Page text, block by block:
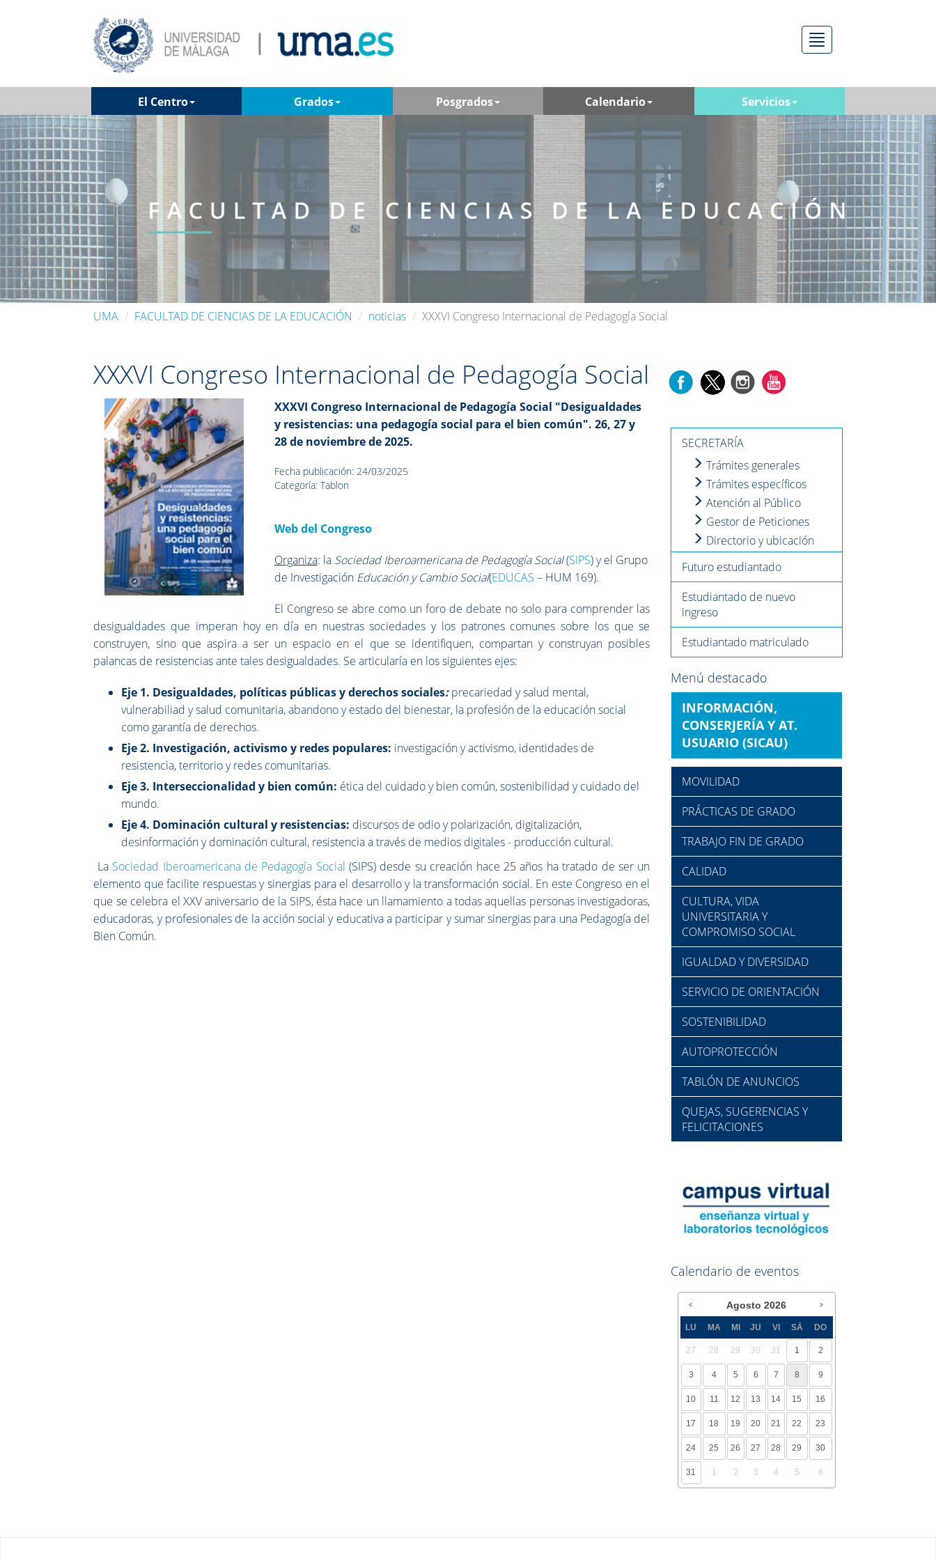
Menú
El Centro Grados Posgrados Calendario Servicios
UMA FACULTAD DE CIENCIAS DE LA EDUCACIÓN noticias XXXVI Congreso Internacional de Pedagogía Social
XXXVI Congreso Internacional de Pedagogía Social
XXXVI Congreso Internacional de Pedagogía Social "Desigualdades
y resistencias: una pedagogía social para el bien común". 26, 27 y
28 de noviembre de 2025.
Fecha publicación: 24/03/2025
Categoría: Tablon
Web del Congreso
Organiza: la Sociedad Iberoamericana de Pedagogía Social(SIPS) y el Grupo
de Investigación Educación y Cambio Social(EDUCAS – HUM 169).
El Congreso se abre como un foro de debate no solo para comprender las
desigualdades que imperan hoy en día en nuestras sociedades y los patrones comunes sobre los que se
construyen, sino que aspira a ser un espacio en el que se identifiquen, compartan y construyan posibles
palancas de resistencias ante tales desigualdades. Se articularía en los siguientes ejes:
Eje 1. Desigualdades, políticas públicas y derechos sociales:precariedad y salud mental,
vulnerabiliad y salud comunitaria, abandono y estado del bienestar, la profesión de la educación social
como garantía de derechos.
Eje2. Investigación, activismo y redes populares: investigación y activismo, identidades de
resistencia, territorio y redes comunitarias.
Eje 3. Interseccionalidad y bien común: ética del cuidado y bien común, sostenibilidad y cuidado del
mundo.
Eje 4. Dominación cultural y resistencias: discursos de odio y polarización, digitalización,
desinformación y dominación cultural, resistencia a través de medios digitales - producción cultural.
La Sociedad Iberoamericana de Pedagogía Social (SIPS) desde su creación hace 25 años ha tratado de ser un
elemento que facilite respuestas y sinergias para el desarrollo y la transformación social. En este Congreso en el
que se celebra el XXV aniversario de la SIPS, ésta hace un llamamiento a todas aquellas personas investigadoras,
educadoras, y profesionales de la acción social y educativa a participar y sumar sinergias para una Pedagogía del
Bien Común.
SECRETARÍA
Trámites generales
Trámites específicos
Atención al Público
Gestor de Peticiones
Directorio y ubicación
Futuro estudiantado
Estudiantado de nuevo
ingreso
Estudiantado matriculado
Menú destacado
INFORMACIÓN,
CONSERJERÍA Y AT.
USUARIO (SICAU)
MOVILIDAD
PRÁCTICAS DE GRADO
TRABAJO FIN DE GRADO
CALIDAD
CULTURA, VIDA
UNIVERSITARIA Y
COMPROMISO SOCIAL
IGUALDAD Y DIVERSIDAD
SERVICIO DE ORIENTACIÓN
SOSTENIBILIDAD
AUTOPROTECCIÓN
TABLÓN DE ANUNCIOS
QUEJAS, SUGERENCIAS Y
FELICITACIONES
Calendario de eventos
Agosto 2026
LU MA MI JU VI SÁ DO
27 28 29 30 31 1 2
3 4 5 6 7 8 9
10 11 12 13 14 15 16
17 18 19 20 21 22 23
24 25 26 27 28 29 30
31 1 2 3 4 5 6